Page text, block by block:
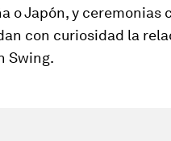
o Japón, y ceremonias
con curiosidad la
Swing.